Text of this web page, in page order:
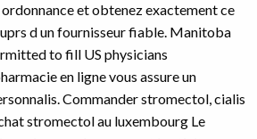
ordonnance et obtenez exactement ce
d un fournisseur fiable. Manitoba
to fill US physicians
en ligne vous assure un
Commander stromectol, cialis
stromectol au luxembourg Le